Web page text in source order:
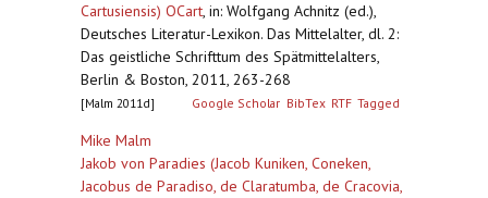
Cartusiensis) OCart, in: Wolfgang Achnitz (ed.),
Deutsches Literatur-Lexikon. Das Mittelalter, dl. 2:
Das geistliche Schrifttum des Spätmittelalters,
Berlin & Boston, 2011, 263-268
[Malm 2011d] Google Scholar BibTex RTF Tagged
Mike Malm
Jakob von Paradies (Jacob Kuniken, Coneken,
Jacobus de Paradiso, de Claratumba, de Cracovia,